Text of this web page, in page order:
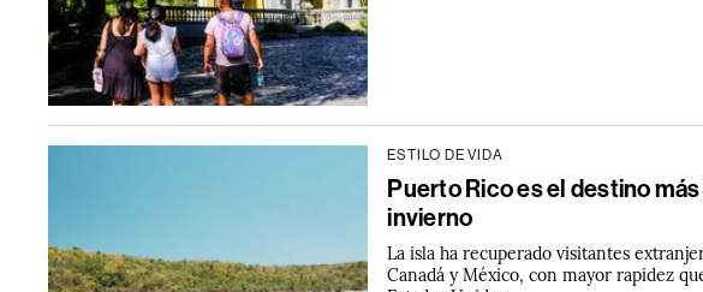
ESTILO DE VIDA
Puerto Rico es el destino
invierno
La isla ha recuperado visitantes
Canadá y México, con mayor rapidez